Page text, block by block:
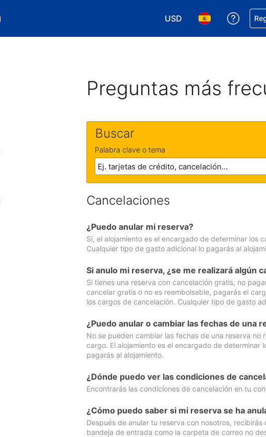
USD
Elegir tu moneda. Tu
Elegir el idioma
Preguntas más
Buscar
Palabra clave o tema
Cancelaciones
¿Puedo anular mi reserva?
Sí, el alojamiento es el encargado de determinar los
Cualquier tipo de gasto adicional lo pagarás al
Si anulo mi reserva, ¿se me realizará algún
Si tienes una reserva con cancelación gratis, no
cancelar gratis o no es reembolsable, pagarás el
los cargos de cancelación. Cualquier tipo de gasto
¿Puedo anular o cambiar las fechas de una
No se pueden cambiar las fechas de una reserva no
cargo. El alojamiento es el encargado de
pagarás al alojamiento.
¿Dónde puedo ver las condiciones de
Encontrarás las condiciones de cancelación en tu
¿Cómo puedo saber si mi reserva se ha
Después de anular tu reserva con nosotros,
bandeja de entrada como la carpeta de correo no